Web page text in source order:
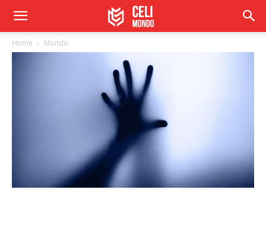
Home Mondo